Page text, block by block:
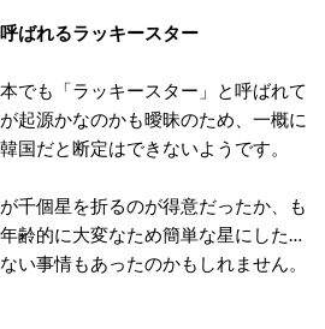
ばれるラッキースター
でも「ラッキースター」と呼ばれて
起源かなのかも曖昧のため、一概に
国だと断定はできないようです。
千個星を折るのが得意だったか、も
齢的に大変なため簡単な星にした…
い事情もあったのかもしれません。